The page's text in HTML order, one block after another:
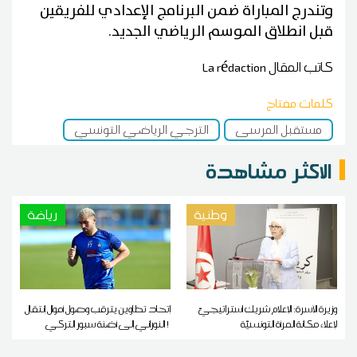
وتندرج المباراة ضمن البرنامج الإعدادي للفريقين
قبل انطلاق الموسم الرياضي الجديد.
كاتب المقالLa rédaction
كلمات مفتاح
مستقبل المرسى
الترجي الرياضي التونسي
الاكثر مشاهدة
وطنية
وزيرة الأسرة: الإعلام شريك استراتيجيّ
لإعلاء مكانة المرأة التونسيّة
رياضة
إتحاد تطاوين يترقب وصول أموال إنتقال
النوراني إلى أضنة سبور التركي !